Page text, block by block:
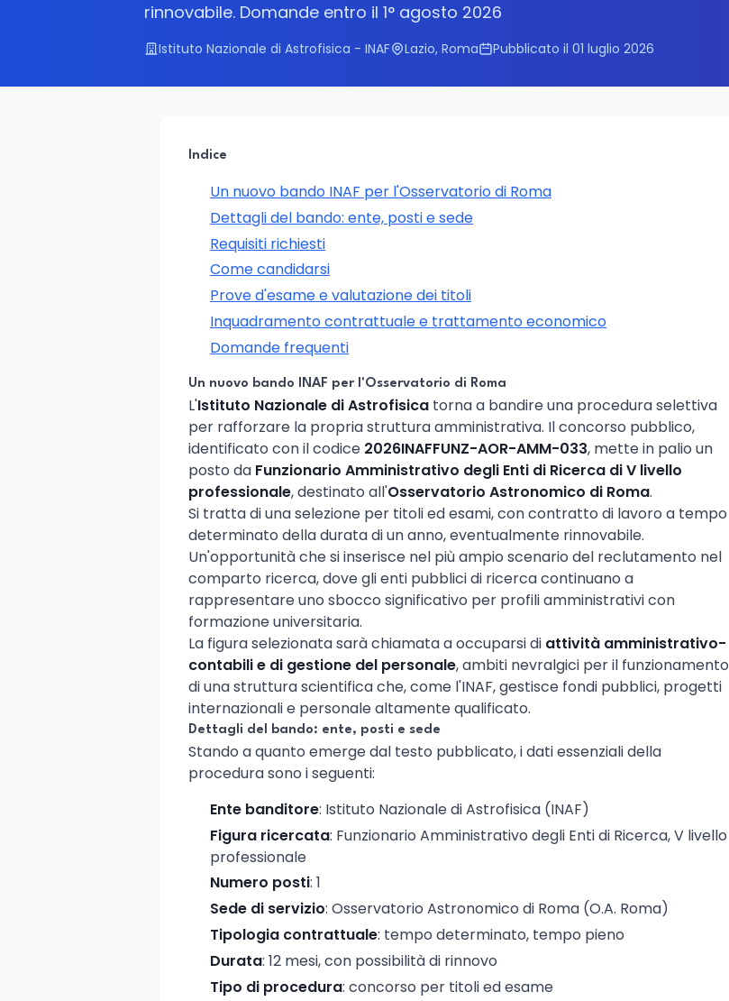
rinnovabile. Domande entro il 1° agosto 2026
Istituto Nazionale di Astrofisica - INAF Lazio, Roma Pubblicato il 01 luglio 2026
Indice
Un nuovo bando INAF per l'Osservatorio di Roma
Dettagli del bando: ente, posti e sede
Requisiti richiesti
Come candidarsi
Prove d'esame e valutazione dei titoli
Inquadramento contrattuale e trattamento economico
Domande frequenti
Un nuovo bando INAF per l'Osservatorio di Roma
L'Istituto Nazionale di Astrofisica torna a bandire una procedura selettiva
per rafforzare la propria struttura amministrativa. Il concorso pubblico,
identificato con il codice 2026INAFFUNZ-AOR-AMM-033, mette in palio un
posto da Funzionario Amministrativo degli Enti di Ricerca di V livello
professionale, destinato all'Osservatorio Astronomico di Roma.
Si tratta di una selezione per titoli ed esami, con contratto di lavoro a tempo
determinato della durata di un anno, eventualmente rinnovabile.
Un'opportunità che si inserisce nel più ampio scenario del reclutamento nel
comparto ricerca, dove gli enti pubblici di ricerca continuano a
rappresentare uno sbocco significativo per profili amministrativi con
formazione universitaria.
La figura selezionata sarà chiamata a occuparsi di attività amministrativo-
contabili e di gestione del personale, ambiti nevralgici per il funzionamento
di una struttura scientifica che, come l'INAF, gestisce fondi pubblici, progetti
internazionali e personale altamente qualificato.
Dettagli del bando: ente, posti e sede
Stando a quanto emerge dal testo pubblicato, i dati essenziali della
procedura sono i seguenti:
Ente banditore: Istituto Nazionale di Astrofisica (INAF)
Figura ricercata: Funzionario Amministrativo degli Enti di Ricerca, V livello
professionale
Numero posti: 1
Sede di servizio: Osservatorio Astronomico di Roma (O.A. Roma)
Tipologia contrattuale: tempo determinato, tempo pieno
Durata: 12 mesi, con possibilità di rinnovo
Tipo di procedura: concorso per titoli ed esame